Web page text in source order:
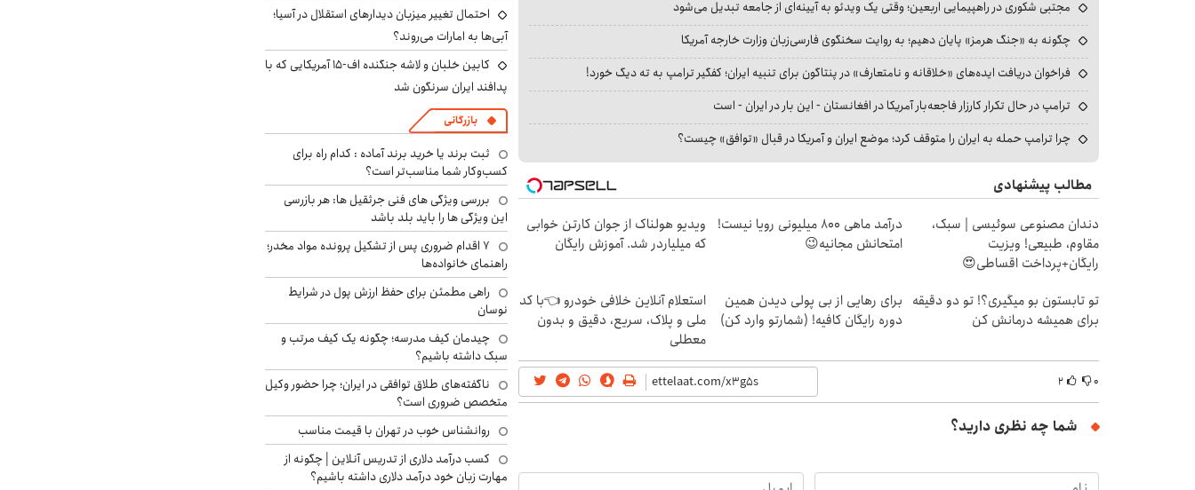
مجتبی شکوری در راهپیمایی اربعین؛ وقتی یک ویدئو به آیینه‌ای از جامعه تبدیل می‌شود
چگونه به «جنگ هرمز» پایان دهیم؛ به روایت سخنگوی فارسی‌زبان وزارت خارجه آمریکا
فراخوان دریافت ایده‌های «خلاقانه و نامتعارف» در پنتاگون برای تنبیه ایران؛ کفگیر ترامپ به ته دیگ خورد!
ترامپ در حال تکرار کارزار فاجعه‌بار آمریکا در افغانستان - این بار در ایران - است
چرا ترامپ حمله به ایران را متوقف کرد؛ موضع ایران و آمریکا در قبال «توافق» چیست؟
مطالب پیشنهادی
دندان مصنوعی سوئیسی | سبک،
مقاوم، طبیعی! ویزیت
رایگان+پرداخت اقساطی😍
درآمد ماهی 800 میلیونی رویا نیست!
امتحانش مجانیه😉
ویدیو هولناک از جوان کارتن خوابی
که میلیاردر شد. آموزش رایگان
تو تابستون بو میگیری؟! تو دو دقیقه
برای همیشه درمانش کن
برای رهایی از بی پولی دیدن همین
دوره رایگان کافیه! (شمارتو وارد کن)
استعلام آنلاین خلافی خودرو 👈با کد
ملی و پلاک، سریع، دقیق و بدون
معطلی
۰ ۲
شما چه نظری دارید؟
احتمال تغییر میزبان دیدارهای استقلال در آسیا؛
آبی‌ها به امارات می‌روند؟
کابین خلبان و لاشه جنگنده اف-۱۵ آمریکایی که با
پدافند ایران سرنگون شد
بازرگانی
ثبت برند یا خرید برند آماده : کدام راه برای
کسب‌وکار شما مناسب‌تر است؟
بررسی ویژگی های فنی جرثقیل ها: هر بازرسی
این ویژگی ها را باید بلد باشد
۷ اقدام ضروری پس از تشکیل پرونده مواد مخدر؛
راهنمای خانواده‌ها
راهی مطمئن برای حفظ ارزش پول در شرایط
نوسان
چیدمان کیف مدرسه؛ چگونه یک کیف مرتب و
سبک داشته باشیم؟
ناگفته‌های طلاق توافقی در ایران؛ چرا حضور وکیل
متخصص ضروری است؟
روانشناس خوب در تهران با قیمت مناسب
کسب درآمد دلاری از تدریس آنلاین | چگونه از
مهارت زبان خود درآمد دلاری داشته باشیم؟